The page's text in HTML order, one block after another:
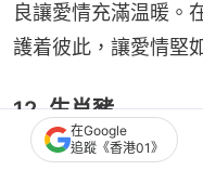
良讓愛情充滿温暖。
護着彼此，讓愛情堅
12. 生肖豬
屬豬的人戀愛後變得
在Google
追蹤《香港01》